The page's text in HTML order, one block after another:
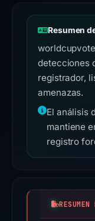
Resumen
detecciones
registrador,
amenazas.
El análisis
mantiene
registro